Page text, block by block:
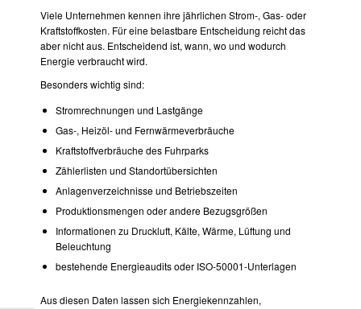
Viele Unternehmen kennen ihre jährlichen Strom-, Gas- oder
Kraftstoffkosten. Für eine belastbare Entscheidung reicht das
aber nicht aus. Entscheidend ist, wann, wo und wodurch
Energie verbraucht wird.
Besonders wichtig sind:
Stromrechnungen und Lastgänge
Gas-, Heizöl- und Fernwärmeverbräuche
Kraftstoffverbräuche des Fuhrparks
Zählerlisten und Standortübersichten
Anlagenverzeichnisse und Betriebszeiten
Produktionsmengen oder andere Bezugsgrößen
Informationen zu Druckluft, Kälte, Wärme, Lüftung und
Beleuchtung
bestehende Energieaudits oder ISO-50001-Unterlagen
Aus diesen Daten lassen sich Energiekennzahlen,